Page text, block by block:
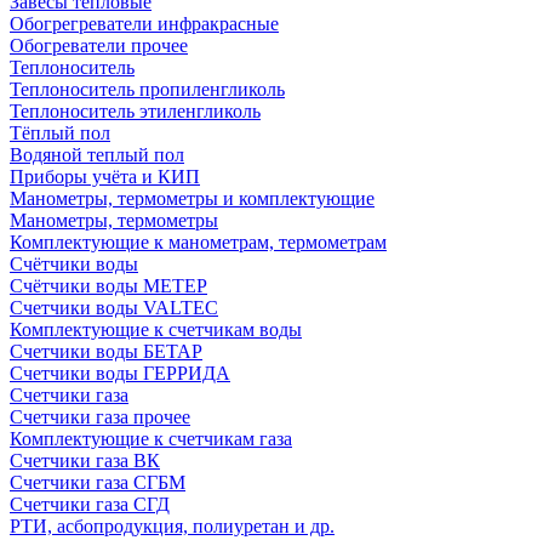
Обогрегреватели инфракрасные
Обогреватели прочее
Теплоноситель
Теплоноситель пропиленгликоль
Теплоноситель этиленгликоль
Тёплый пол
Водяной теплый пол
Приборы учёта и КИП
Манометры, термометры и комплектующие
Манометры, термометры
Комплектующие к манометрам, термометрам
Счётчики воды
Счётчики воды МЕТЕР
Счетчики воды VALTEC
Комплектующие к счетчикам воды
Счетчики воды БЕТАР
Счетчики воды ГЕРРИДА
Счетчики газа
Счетчики газа прочее
Комплектующие к счетчикам газа
Счетчики газа ВК
Счетчики газа СГБМ
Счетчики газа СГД
РТИ, асбопродукция, полиуретан и др.